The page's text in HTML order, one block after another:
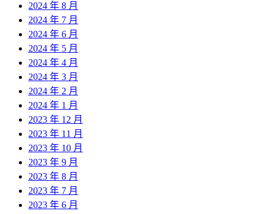
2024 年 8 月
2024 年 7 月
2024 年 6 月
2024 年 5 月
2024 年 4 月
2024 年 3 月
2024 年 2 月
2024 年 1 月
2023 年 12 月
2023 年 11 月
2023 年 10 月
2023 年 9 月
2023 年 8 月
2023 年 7 月
2023 年 6 月